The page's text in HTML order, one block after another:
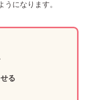
うになります。
る